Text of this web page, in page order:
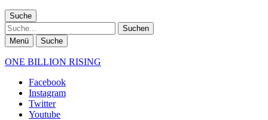
Suche
Suche
Menü Suche
ONE BILLION RISING
Facebook
Instagram
Twitter
Youtube